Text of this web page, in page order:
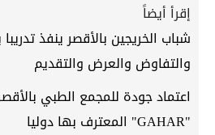
إقرأ أيضاً
شباب الخريجين بالأقصر ينفذ
والتفاوض والعرض والتقديم
اعتماد جودة للمجمع الطبي
"GAHAR" المعترف بها دوليا